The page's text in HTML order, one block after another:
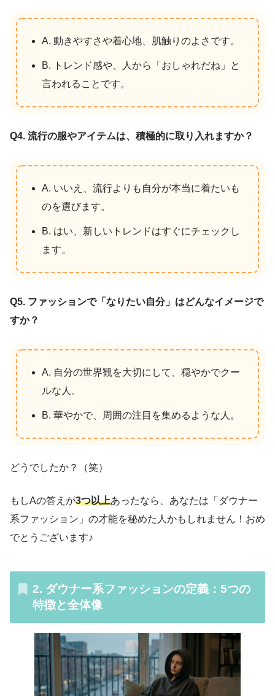
A. 動きやすさや着心地、肌触りのよさです。
B. トレンド感や、人から「おしゃれだね」と
言われることです。
Q4. 流行の服やアイテムは、積極的に取り入れますか？
A. いいえ、流行よりも自分が本当に着たいも
のを選びます。
B. はい、新しいトレンドはすぐにチェックし
ます。
Q5. ファッションで「なりたい自分」はどんなイメージで
すか？
A. 自分の世界観を大切にして、穏やかでクー
ルな人。
B. 華やかで、周囲の注目を集めるような人。
どうでしたか？（笑）
もしAの答えが3つ以上あったなら、あなたは「ダウナー
系ファッション」の才能を秘めた人かもしれません！おめ
でとうございます♪
2. ダウナー系ファッションの定義：5つの
特徴と全体像